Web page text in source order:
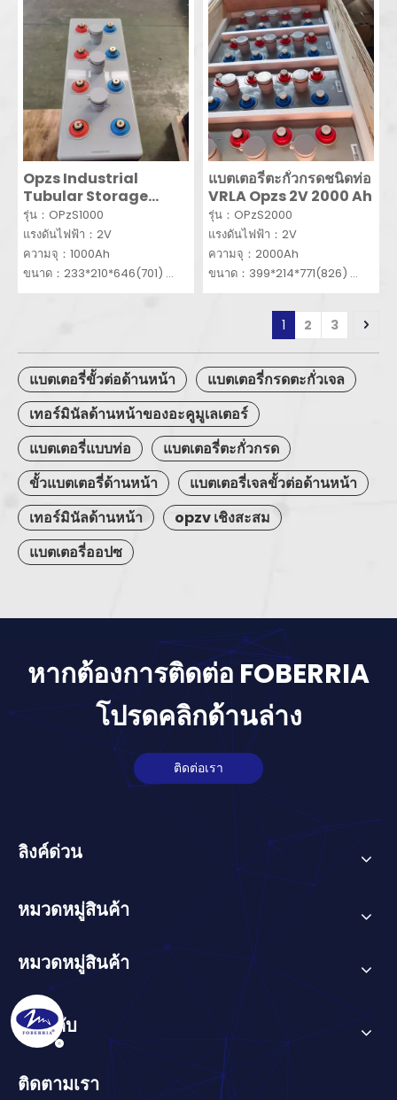
Opzs Industrial
Tubular Storage
Tubular Lead Acid
Battery 2V 1000 Ah
รุ่น：OPzS1000
แรงดันไฟฟ้า：2V
ความจุ：1000Ah
ขนาด：233*210*646(701)
แบตเตอรี่ตะกั่วกรดชนิดท่อ
VRLA Opzs 2V 2000 Ah
รุ่น：OPzS2000
แรงดันไฟฟ้า：2V
ความจุ：2000Ah
ขนาด：399*214*771(826)
ขั้นต่ำ：5PC
1 2 3
แบตเตอรี่ขั้วต่อด้านหน้า
แบตเตอรี่กรดตะกั่วเจล
เทอร์มินัลด้านหน้าของอะคูมูเลเตอร์
แบตเตอรี่แบบท่อ
แบตเตอรี่ตะกั่วกรด
ขั้วแบตเตอรี่ด้านหน้า
แบตเตอรี่เจลขั้วต่อด้านหน้า
เทอร์มินัลด้านหน้า
opzv เชิงสะสม
แบตเตอรี่ออปซ
หากต้องการติดต่อ FOBERRIA
โปรดคลิกด้านล่าง
ติดต่อเรา
ลิงค์ด่วน
หมวดหมู่สินค้า
หมวดหมู่สินค้า
เกี่ยวกับ
ติดตามเรา